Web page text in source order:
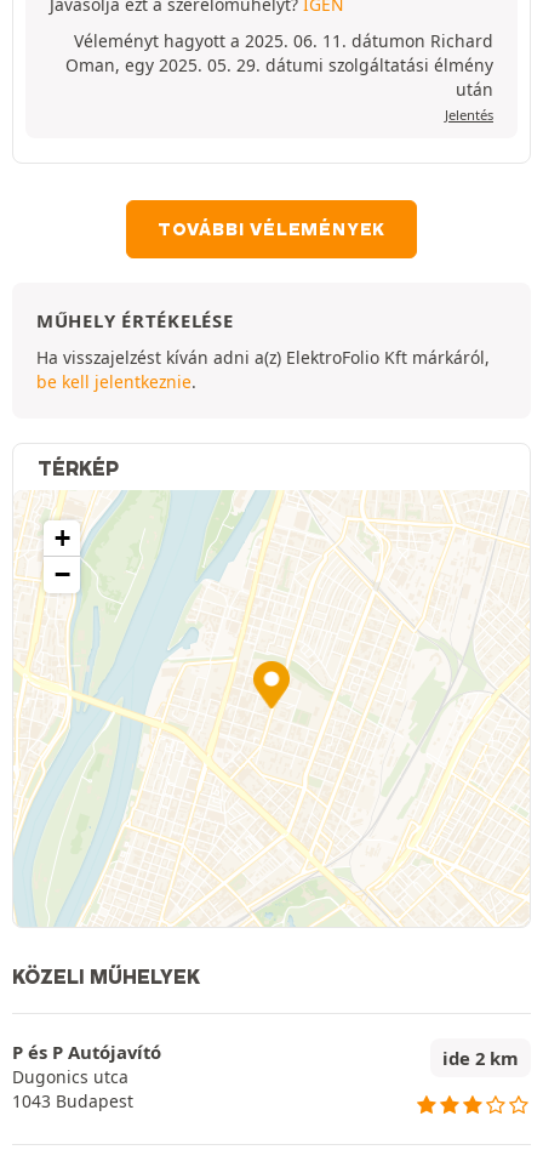
Véleményt hagyott a 2025. 06. 11. dátumon Richard
Oman, egy 2025. 05. 29. dátumi szolgáltatási élmény
után
Jelentés
TOVÁBBI VÉLEMÉNYEK
MŰHELY ÉRTÉKELÉSE
Ha visszajelzést kíván adni a(z) ElektroFolio Kft márkáról,
be kell jelentkeznie.
TÉRKÉP
+
−
KÖZELI MŰHELYEK
P és P Autójavító
Dugonics utca
1043 Budapest
ide 2 km